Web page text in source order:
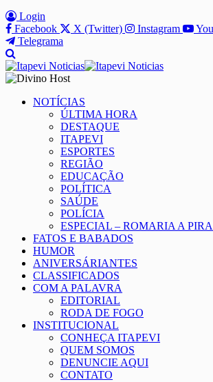
Login
Facebook
X (Twitter) Instagram
Telegrama
NOTÍCIAS
ÚLTIMA HORA
DESTAQUE
ITAPEVI
ESPORTES
REGIÃO
EDUCAÇÃO
POLÍTICA
SAÚDE
POLÍCIA
ESPECIAL – ROMARIA A
FATOS E BABADOS
HUMOR
ANIVERSÁRIANTES
CLASSIFICADOS
COM A PALAVRA
EDITORIAL
RODA DE FOGO
INSTITUCIONAL
CONHEÇA ITAPEVI
QUEM SOMOS
DENUNCIE AQUI
CONTATO